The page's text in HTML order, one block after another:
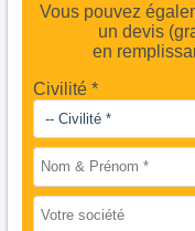
Vous pouvez
un devis
en
Civilité *